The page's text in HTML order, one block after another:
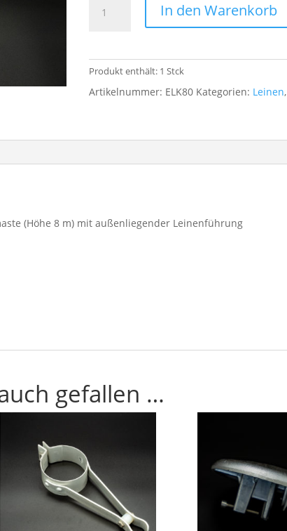
Type
Menge
In den Warenkorb
Produkt enthält: 1 Stck
Artikelnummer: ELK80 Kategorien: Leinen,
(Höhe 8 m) mit außenliegender Leinenführung
gefallen …